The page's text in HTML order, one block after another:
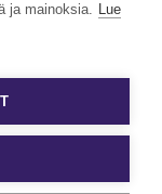
ja mainoksia. Lue